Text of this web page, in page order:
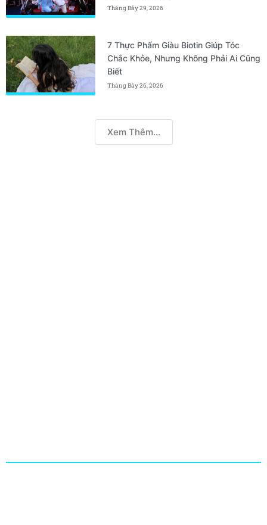
Tháng Bảy 29, 2026
7 Thực Phẩm Giàu Biotin Giúp Tóc
Chắc Khỏe, Nhưng Không Phải Ai Cũng
Biết
Tháng Bảy 26, 2026
Xem Thêm...